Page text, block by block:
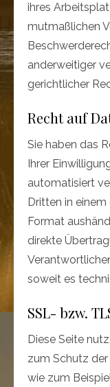
ihres
mutmaßlichen
anderweitiger
gerichtlicher
Recht auf
Sie haben das
Ihrer
automatisiert
Dritten in
Format
direkte
soweit es
SSL- bzw.
Diese Seite
zum Schutz
wie zum